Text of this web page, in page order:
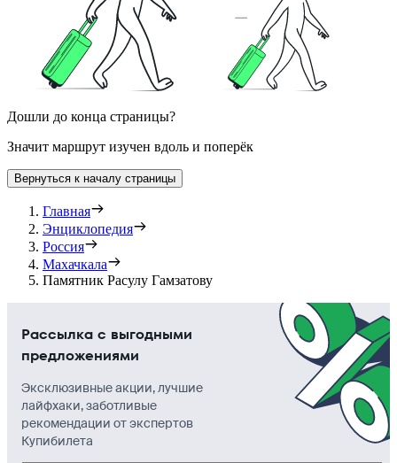
Дошли до конца страницы?
Значит маршрут изучен вдоль и поперёк
Вернуться к началу страницы
Главная
Энциклопедия
Россия
Махачкала
Памятник Расулу Гамзатову
Рассылка с выгодными
предложениями
Эксклюзивные акции, лучшие
лайфхаки, заботливые
рекомендации от экспертов
Купибилета